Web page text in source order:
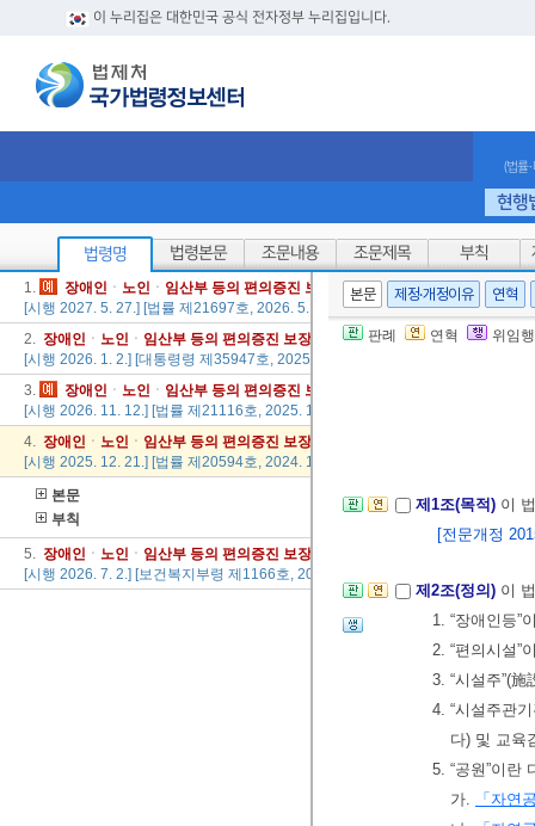
이 누리집은 대한민국 공식 전자정부 누리집입니다.
(법률
현행
법령명 법령본문 조문내용 조문제목 부칙
1. 장애인 ㆍ 노인 ㆍ 임산부 등의 편의 증진 보장 에 관한
법률
[시행 2027. 5. 27.] [법률 제21697호, 2026. 5. 26., 일부개정]
2. 장애인 ㆍ 노인 ㆍ 임산부 등의 편의 증진 보장 관한 법률시행령
[시행 2026. 1. 2.] [대통령령 제35947호, 2025. 12. 30., 타법개정]
3.
장애인 ㆍ 노인 ㆍ 임산부 등의 편의 증진 보장
[시행 2026. 11. 12.] [법률 제21116호, 2025. 11. 11., 일부개정]
4. 장애인 ㆍ 노인 ㆍ 임산부 등의 편의 증진 보장
[시행 2025. 12. 21.] [법률 제20594호, 2024. 12. 20., 일부개정]
본문
부칙
5. 장애인 ㆍ 노인 ㆍ 임산부 등의 편의 증진 보장
[시행 2026. 7. 2.] [보건복지부령 제1166호, 2026. 4. 1., 일부개정]
본문 제정·개정이유 연혁
판례 연혁 위임
제1조(목적) 이
[전문개정
제2조(정의) 이
1. “장애인등”
2. “편의시설”
3. “시설주”(
4. “시설주관
다) 및 교육
5. “공원”이란
가.
「자연